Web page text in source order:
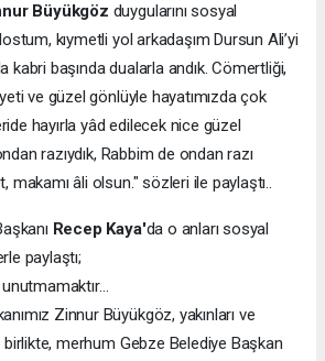
Büyükgöz duygularını sosyal
kıymetli yol arkadaşım Dursun Ali’yi
kabri başında dualarla andık. Cömertliği,
ve güzel gönlüyle hayatımızda çok
hayırla yâd edilecek nice güzel
razıydık, Rabbim de ondan razı
makamı âli olsun." sözleri ile paylaştı..
Recep Kaya'da o anları sosyal
paylaştı;
Zinnur Büyükgöz, yakınları ve
merhum Gebze Belediye Başkan